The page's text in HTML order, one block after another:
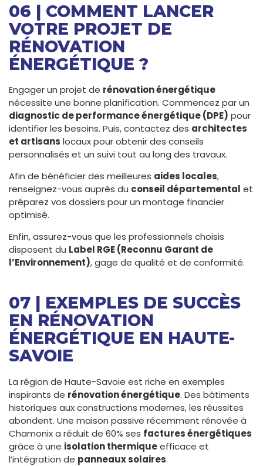
06 | COMMENT LANCER
VOTRE PROJET DE
RÉNOVATION
ÉNERGÉTIQUE ?
Engager un projet de rénovation énergétique
nécessite une bonne planification. Commencez par un
diagnostic de performance énergétique (DPE) pour
identifier les besoins. Puis, contactez des architectes
et artisans locaux pour obtenir des conseils
personnalisés et un suivi tout au long des travaux.
Afin de bénéficier des meilleures aides locales,
renseignez-vous auprès du conseil départemental et
préparez vos dossiers pour un montage financier
optimisé.
Enfin, assurez-vous que les professionnels choisis
disposent du Label RGE (Reconnu Garant de
l’Environnement), gage de qualité et de conformité.
07 | EXEMPLES DE SUCCÈS
EN RÉNOVATION
ÉNERGÉTIQUE EN HAUTE-
SAVOIE
La région de Haute-Savoie est riche en exemples
inspirants de rénovation énergétique. Des bâtiments
historiques aux constructions modernes, les réussites
abondent. Une maison passive récemment rénovée à
Chamonix a réduit de 60% ses factures énergétiques
grâce à une isolation thermiqueefficace et
l’intégration de panneaux solaires.